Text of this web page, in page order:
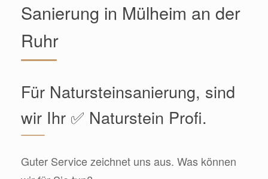
Sanierung in Mülheim an der
Ruhr
Für Natursteinsanierung, sind
wir Ihr ✅ Naturstein Profi.
Guter Service zeichnet uns aus. Was können